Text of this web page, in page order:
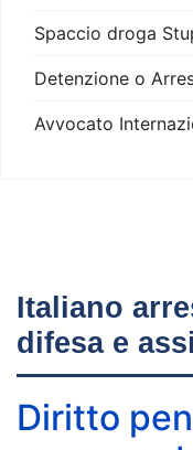
Spaccio droga
Detenzione o
Avvocato
Italiano
difesa e
Diritto